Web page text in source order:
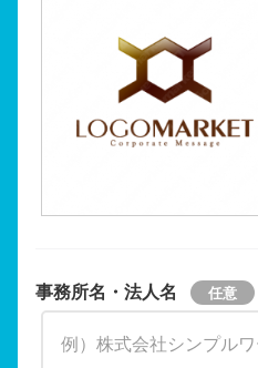
事務所名・法人名